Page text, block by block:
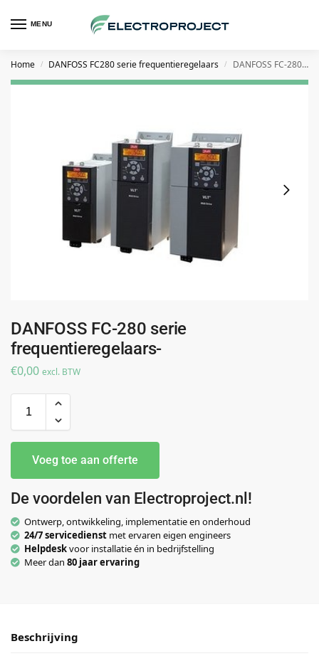
MENU
Home / DANFOSS FC280 serie frequentieregelaars / DANFOSS FC-280 serie frequentieregelaars-
DANFOSS FC-280 serie
frequentieregelaars-
€0,00 excl. BTW
Voeg toe aan offerte
De voordelen van Electroproject.nl!
Ontwerp, ontwikkeling, implementatie en onderhoud
24/7 servicedienst met ervaren eigen engineers
Helpdeskvoor installatie én in bedrijfstelling
Meer dan 80 jaar ervaring
Beschrijving